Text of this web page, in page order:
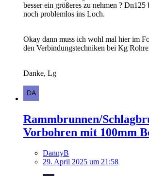
besser ein größeres zu nehmen ? Dn125
noch problemlos ins Loch.
Okay dann muss ich wohl mal hier im
den Verbindungstechniken bei Kg
Danke, Lg
Rammbrunnen/
Vorbohren mit 100mm
DannyB
29. April 2025 um 21:58